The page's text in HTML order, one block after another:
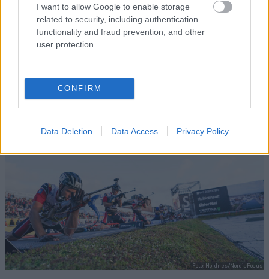
I want to allow Google to enable storage
related to security, including authentication
functionality and fraud prevention, and other
user protection.
CONFIRM
Data Deletion Data Access Privacy Policy
23.0
7.20
26
S
|
TRÄNING
16.0
7.20
26 TRÄNING
16.0
7.20
26
ÄNING
|
TRÄNING
04.0
FLER ARTIKLAR
Foto: Nordnes/NordicFocus